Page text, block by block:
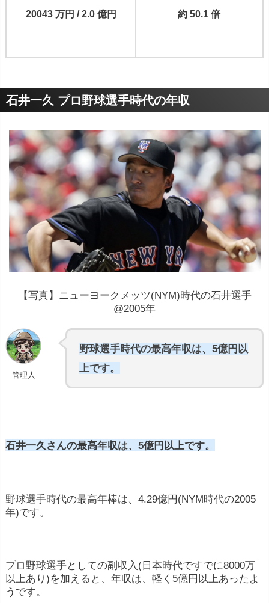
20043 万円 / 2.0 億円 約 50.1 倍
石井一久 プロ野球選手時代の年収
【写真】ニューヨークメッツ(NYM)時代の石井選手
@2005年
管理人
野球選手時代の最高年収は、5億円以
上です。
石井一久さんの最高年収は、5億円以上です。
野球選手時代の最高年棒は、4.29億円(NYM時代の2005
年)です。
プロ野球選手としての副収入(日本時代ですでに8000万
以上あり)を加えると、年収は、軽く5億円以上あったよ
うです。